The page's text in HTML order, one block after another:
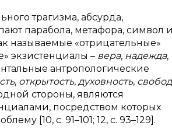
трагизма, абсурда,
парабола, метафора, символ и
называемые «отрицательные»
экзистенциалы – вера, надежда,
антропологические
, открытость, духовность,
стороны, являются
посредством которых
[10, с. 91–101; 12, с. 93–129].